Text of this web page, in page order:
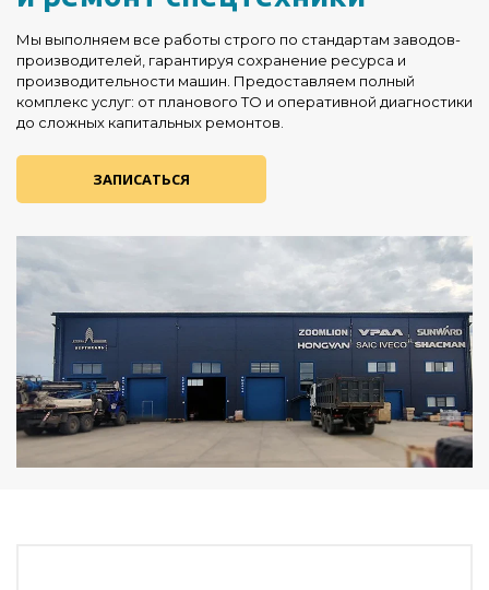
Мы выполняем все работы строго по стандартам заводов-
производителей, гарантируя сохранение ресурса и
производительности машин. Предоставляем полный
комплекс услуг: от планового ТО и оперативной диагностики
до сложных капитальных ремонтов.
ЗАПИСАТЬСЯ